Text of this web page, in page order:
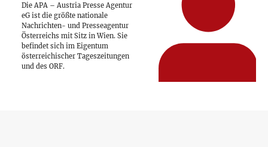
Die APA – Austria Presse Agentur
eG ist die größte nationale
Nachrichten- und Presseagentur
Österreichs mit Sitz in Wien. Sie
befindet sich im Eigentum
österreichischer Tageszeitungen
und des ORF.